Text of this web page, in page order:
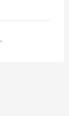
.